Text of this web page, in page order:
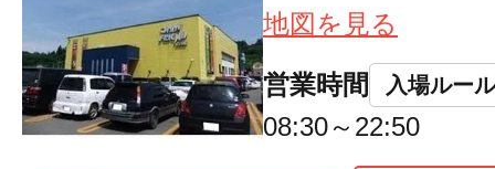
地図を見る
営業時間 入場ルール
08:30～22:50